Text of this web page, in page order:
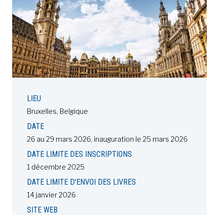
LIEU
Bruxelles, Belgique
DATE
26 au 29 mars 2026, inauguration le 25 mars 2026
DATE LIMITE DES INSCRIPTIONS
1 décembre 2025
DATE LIMITE D'ENVOI DES LIVRES
14 janvier 2026
SITE WEB